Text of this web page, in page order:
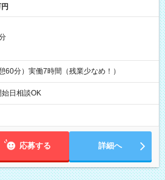
60分）実働7時間（残業少なめ！）
日相談OK
応募する 詳細へ